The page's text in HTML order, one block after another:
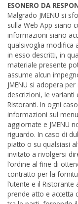
ESONERO DA
Malgrado JMENU si
sulla Web App siano
informazioni siano
qualsivoglia modifica
in esso descritti, in
materiale presente
assume alcun
JMENU si adopera
descrizioni, le
Ristoranti. In ogni
informazioni sul
aggiornate e JMENU
riguardo. In caso di
piatto o su qualsiasi
invitato a rivolgersi
l’ordine al fine di
contratto per la
l’utente e il Ristorante
prende atto e accetta